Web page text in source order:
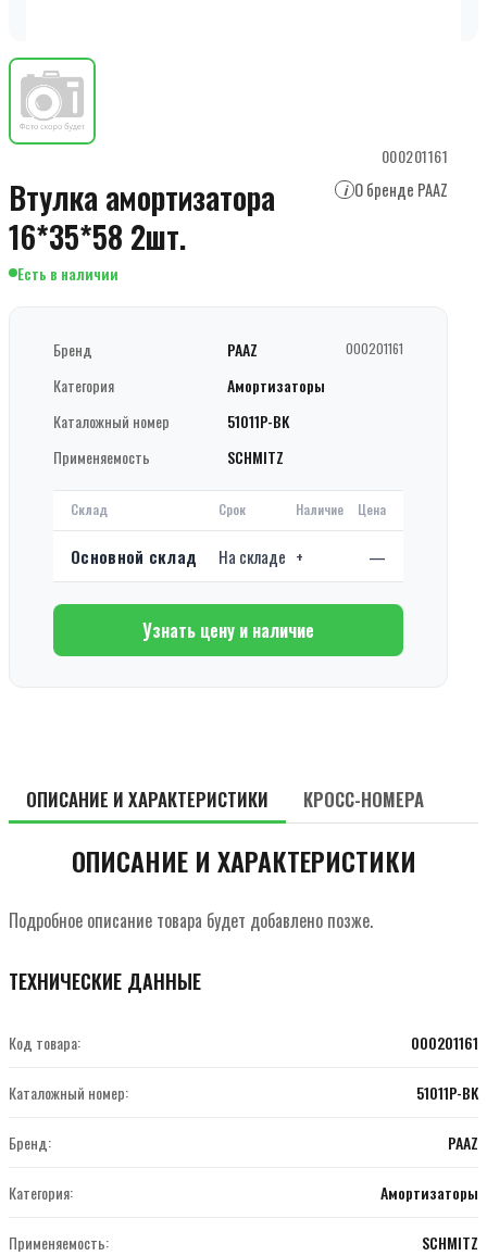
000201161
Втулка амортизатора
16*35*58 2шт.
i О бренде PAAZ
Есть в наличии
Бренд PAAZ 000201161
Категория
Амортизаторы
Каталожный номер
51011P-BK
Применяемость
SCHMITZ
Склад Срок Наличие Цена
Основной склад На складе + —
Узнать цену и наличие
ОПИСАНИЕ И ХАРАКТЕРИСТИКИ КРОСС-НОМЕРА
ОПИСАНИЕ И ХАРАКТЕРИСТИКИ
Подробное описание товара будет добавлено позже.
ТЕХНИЧЕСКИЕ ДАННЫЕ
Код товара: 000201161
Каталожный номер: 51011P-BK
Бренд: PAAZ
Категория: Амортизаторы
Применяемость: SCHMITZ